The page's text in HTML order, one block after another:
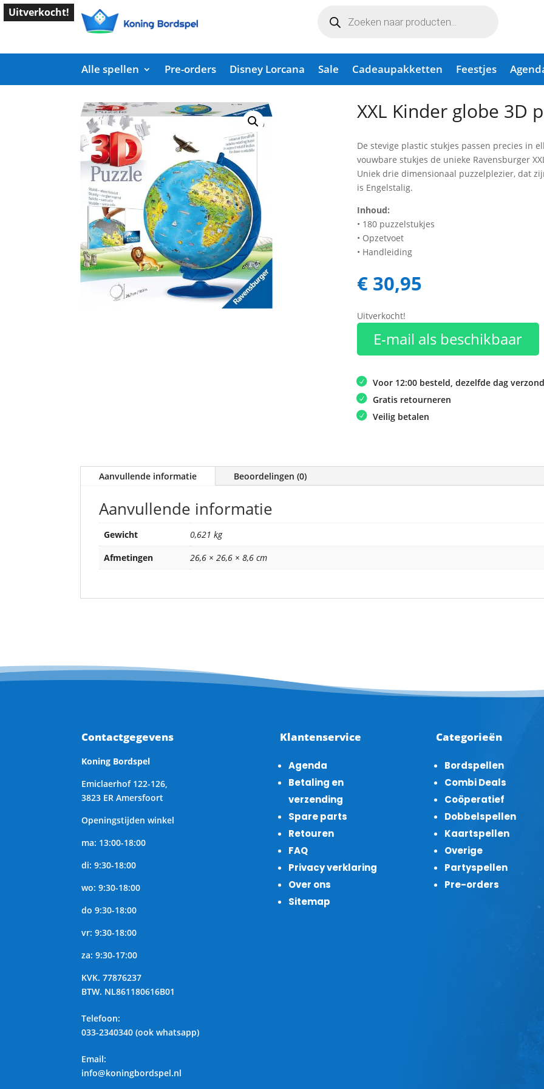
zoeken
Alle spellen Pre-orders Disney Lorcana Sale Cadeaupakketten Feestjes
Uitverkocht!
Start /Shop/Puzzel / XXL Kinder globe 3D puzzle (Eng)
XXL Kinder globe 3D
De stevige plastic stukjes passen precies in
vouwbare stukjes de unieke Ravensburger
Uniek drie dimensionaal puzzelplezier, dat
is Engelstalig.
Inhoud:
• 180 puzzelstukjes
• Opzetvoet
• Handleiding
€30,95
Uitverkocht!
E-mail als beschikbaar
Voor 12:00 besteld, dezelfde dag
Gratis retourneren
Veilig betalen
Aanvullende informatie Beoordelingen (0)
Aanvullende informatie
Gewicht
0,621 kg
Afmetingen
26,6 × 26,6 × 8,6 cm
Contactgegevens
Koning Bordspel
Emiclaerhof 122-126,
3823 ER Amersfoort
Openingstijden winkel
ma: 13:00-18:00
di: 9:30-18:00
wo: 9:30-18:00
do 9:30-18:00
vr: 9:30-18:00
za: 9:30-17:00
KVK. 77876237
BTW. NL861180616B01
Telefoon:
033-2340340 (ook whatsapp)
Email:
info@koningbordspel.nl
Klantenservice
Agenda
Betaling en
verzending
Spare parts
Retouren
FAQ
Privacy verklaring
Over ons
Sitemap
Categorieën
Bordspellen
Combi Deals
Coöperatief
Dobbelspellen
Kaartspellen
Overige
Partyspellen
Pre-orders